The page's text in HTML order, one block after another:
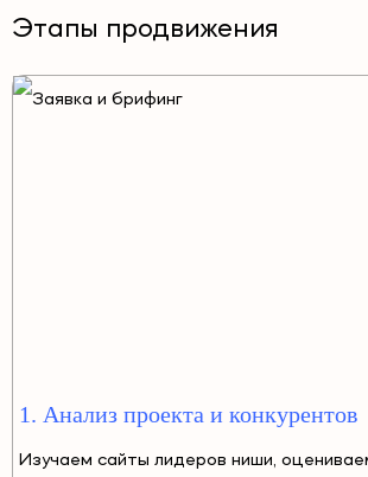
Этапы продвижения
1. Анализ проекта и конкурентов
Изучаем сайты лидеров ниши,